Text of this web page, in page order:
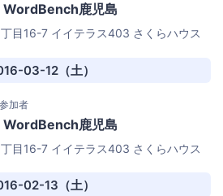
鹿児島
目16-7 イイテラス403 さくらハウス
03-12（土）
加者
鹿児島
目16-7 イイテラス403 さくらハウス
02-13（土）